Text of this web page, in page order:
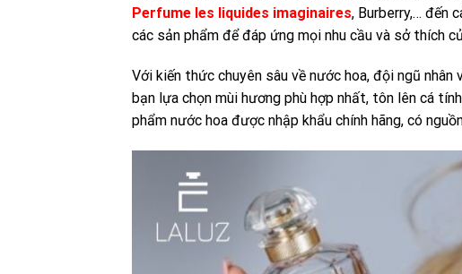
Perfume les liquides imaginaires, Burberry,… đến
các sản phẩm để đáp ứng mọi nhu cầu và sở thích
Với kiến thức chuyên sâu về nước hoa, đội ngũ
bạn lựa chọn mùi hương phù hợp nhất, tôn lên cá
phẩm nước hoa được nhập khẩu chính hãng, có